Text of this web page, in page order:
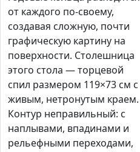
от каждого по-своему,
создавая сложную, почти
графическую картину на
поверхности. Столешница
этого стола — торцевой
спил размером 119×73 см с
живым, нетронутым краем.
Контур неправильный: с
наплывами, впадинами и
рельефными переходами,